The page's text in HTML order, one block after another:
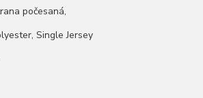
počesaná,
Single Jersey